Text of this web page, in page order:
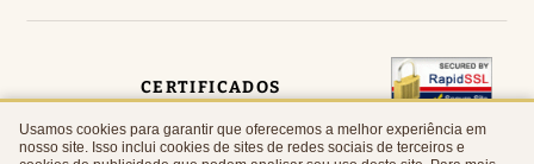
CERTIFICADOS
Usamos cookies para garantir que oferecemos a melhor experiência em
nosso site. Isso inclui cookies de sites de redes sociais de terceiros e